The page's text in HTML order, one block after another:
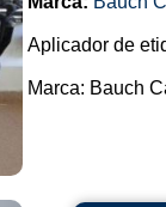
Aplicador de
Marca: Bauch